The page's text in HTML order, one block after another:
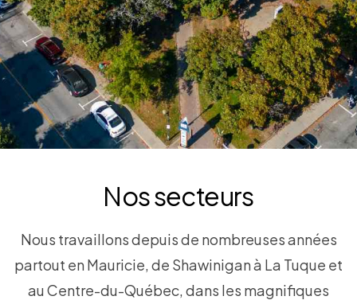
Nos secteurs
Nous travaillons depuis de nombreuses années
partout en Mauricie, de Shawinigan à La Tuque et
au Centre-du-Québec, dans les magnifiques